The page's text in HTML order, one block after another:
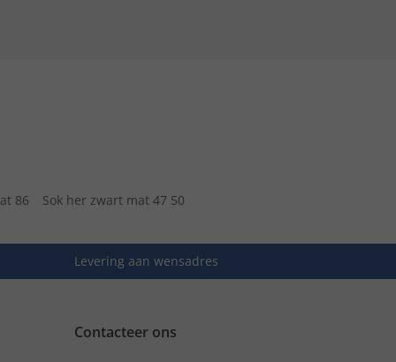
86 Sok her zwart mat 47 50
Levering aan wensadres
Contacteer ons